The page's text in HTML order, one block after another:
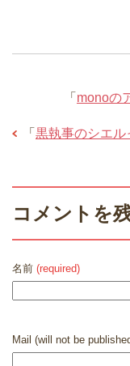
「 monoの
「 黒執事のシエ
コメントを
名前 (required)
Mail (will not be